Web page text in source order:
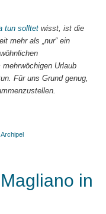
tun solltetwisst, ist die
mehr als „nur“ ein
Urlaub
Für uns Grund genug,
in